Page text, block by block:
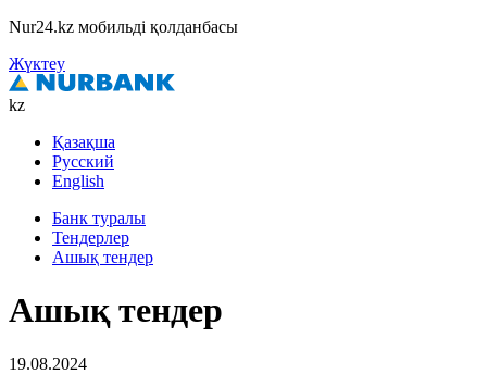
Nur24.kz мобильді қолданбасы
Жүктеу
kz
Қазақша
Русский
English
Банк туралы
Тендерлер
Ашық тендер
Ашық тендер
19.08.2024